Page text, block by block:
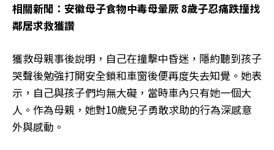
相關新聞：安徽母子食物中毒母暈厥 8歲子忍痛跌撞找
鄰居求救獲讚
獲救母親事後說明，自己在撞擊中昏迷，隱約聽到孩子
哭聲後勉強打開安全鎖和車窗後便再度失去知覺。她表
示，自己與孩子們均無大礙，當時車內只有她一個大
人。作為母親，她對10歲兒子勇敢求助的行為深感意
外與感動。